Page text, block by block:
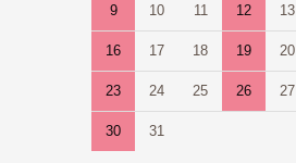
9 10 11 12 13
16 17 18 19 20
23 24 25 26 27
30 31